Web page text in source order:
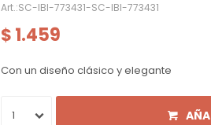
SC-IBI-773431-SC-IBI-773431
$ 1.459
Con un diseño clásico y elegante
1